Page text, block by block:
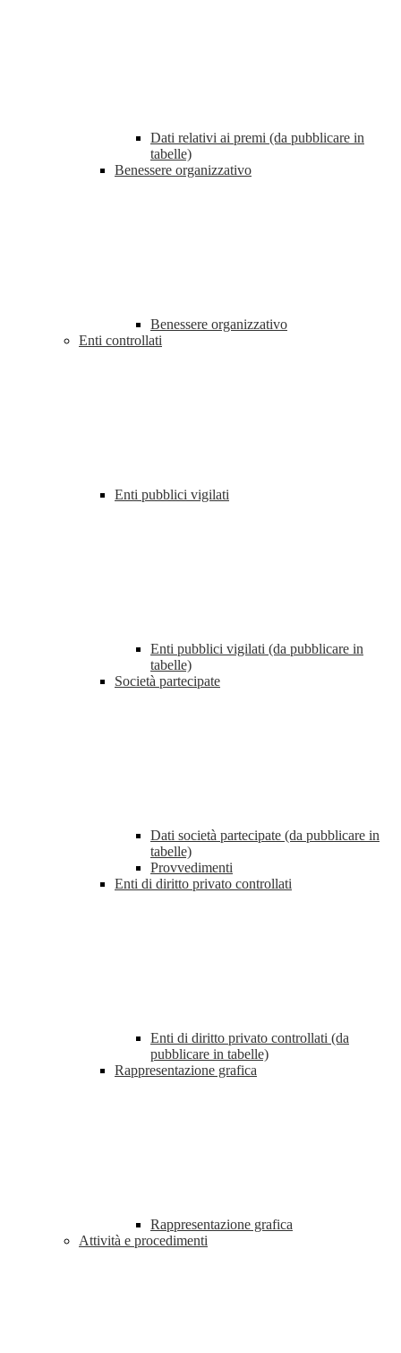
Dati relativi ai premi (da pubblicare in
tabelle)
Benessere organizzativo
Benessere organizzativo
Enti controllati
Enti pubblici vigilati
Enti pubblici vigilati (da pubblicare in
tabelle)
Società partecipate
Dati società partecipate (da pubblicare in
tabelle)
Provvedimenti
Enti di diritto privato controllati
Enti di diritto privato controllati (da
pubblicare in tabelle)
Rappresentazione grafica
Rappresentazione grafica
Attività e procedimenti